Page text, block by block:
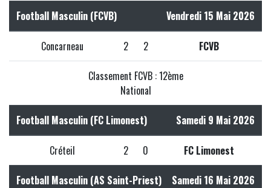
Football Masculin (FCVB) Vendredi 15 Mai 2026
Concarneau 2 2 FCVB
Classement FCVB : 12ème
National
Football Masculin (FC Limonest) Samedi 9 Mai 2026
Créteil 2 0 FC Limonest
Football Masculin (AS Saint-Priest) Samedi 16 Mai 2026